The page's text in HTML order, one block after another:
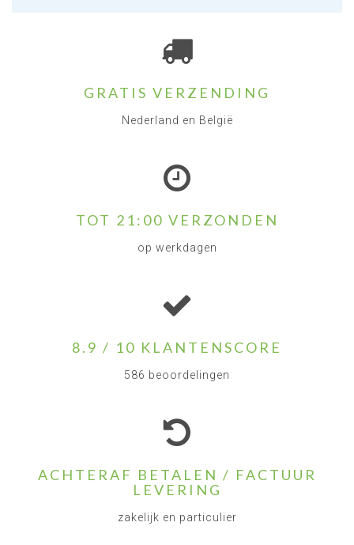
GRATIS VERZENDING
Nederland en België
TOT 21:00 VERZONDEN
op werkdagen
8.9 / 10 KLANTENSCORE
586 beoordelingen
ACHTERAF BETALEN / FACTUUR
LEVERING
zakelijk en particulier